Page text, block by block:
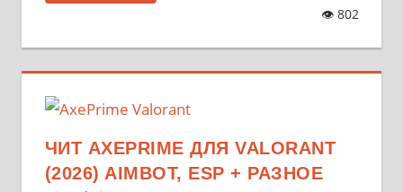
👁 802
ЧИТ AXEPRIME ДЛЯ VALORANT
(2026) AIMBOT, ESP + РАЗНОЕ